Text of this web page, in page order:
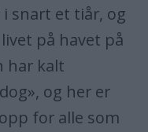
snart et tiår, og
på havet på
har kalt
og her er
for alle som